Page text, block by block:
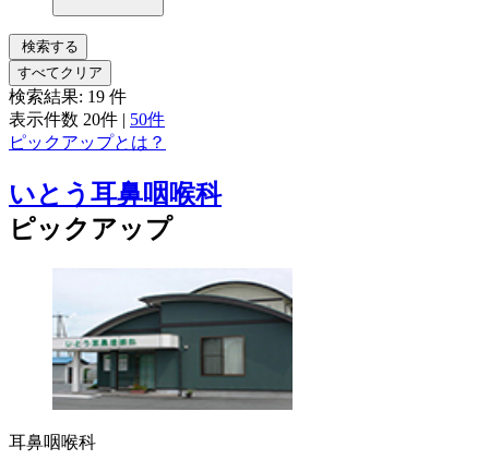
検索する
すべてクリア
検索結果: 19 件
表示件数 20件 | 50件
ピックアップとは？
いとう耳鼻咽喉科
ピックアップ
耳鼻咽喉科